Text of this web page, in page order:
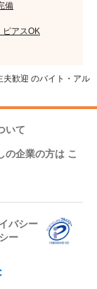
備
ピアスOK
夫歓迎 のバイト・アル
いて
の企業の方は こ
バシー
ー